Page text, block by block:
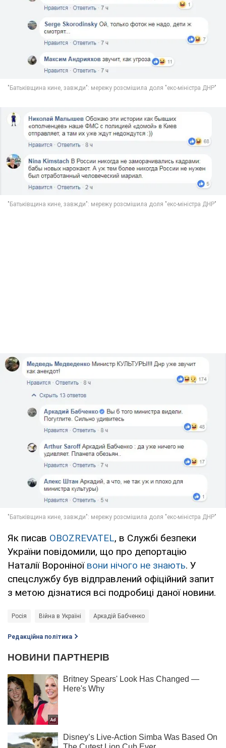
Як писав OBOZREVATEL, в Службі безпеки
України повідомили, що про депортацію
Наталії Вороніної вони нічого не знають. У
спецслужбу був відправлений офіційний запит
з метою дізнатися всі подробиці даної новини.
Росія Війна в Україні Аркадій Бабченко
Редакційна політика